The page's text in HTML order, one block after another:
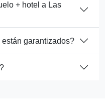
+ hotel a Las
garantizados?